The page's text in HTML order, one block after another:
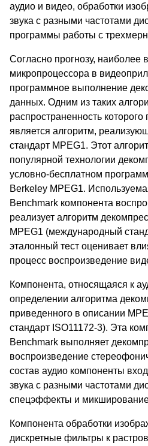
аудио и видео, обработки
звука с разными частотами
программы работы с
Согласно прогнозу,
микропроцессора в
программное выполнение
данных. Одним из таких
распространенность которого
является алгоритм,
стандарт MPEG1. Этот
популярной технологии
условно-бесплатном
Berkeley MPEG1.
Benchmark компонента
реализует алгоритм
MPEG1 (международный
эталонный тест оценивает
процесс воспроизведение
Компонента, относящаяся к
определении алгоритма
приведенного в описании
стандарт ISO11172-3). Эта
Benchmark выполняет
воспроизведение
состав аудио компоненты
звука с разными частотами
спецэффекты и микширование
Компонента обработки
дискретные фильтры к